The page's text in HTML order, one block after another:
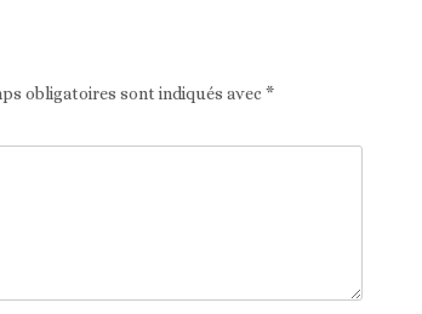
obligatoires sont indiqués avec*